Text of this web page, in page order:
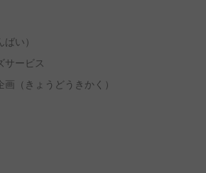
い）
サービス
（きょうどうきかく）